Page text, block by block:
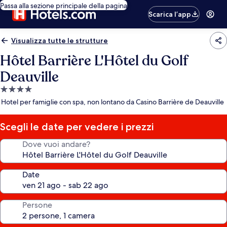
Passa alla sezione principale della pagina
Scarica l’app
Visualizza tutte le strutture
Hôtel Barrière L'Hôtel du Golf
Deauville
Struttura
a
stelle
Hotel per famiglie con spa, non lontano da Casino Barrière de Deauville
Scegli le date per vedere i prezzi
Dove vuoi andare?
Date
Persone